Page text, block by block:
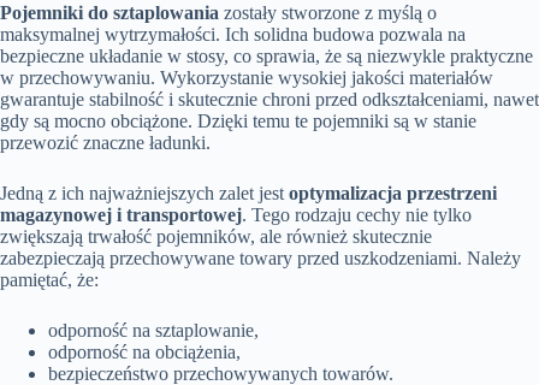
Pojemniki do sztaplowania zostały stworzone z myślą o
maksymalnej wytrzymałości. Ich solidna budowa pozwala na
bezpieczne układanie w stosy, co sprawia, że są niezwykle praktyczne
w przechowywaniu. Wykorzystanie wysokiej jakości materiałów
gwarantuje stabilność i skutecznie chroni przed odkształceniami, nawet
gdy są mocno obciążone. Dzięki temu te pojemniki są w stanie
przewozić znaczne ładunki.
Jedną z ich najważniejszych zalet jest optymalizacja przestrzeni
magazynowej i transportowej. Tego rodzaju cechy nie tylko
zwiększają trwałość pojemników, ale również skutecznie
zabezpieczają przechowywane towary przed uszkodzeniami. Należy
pamiętać, że:
odporność na sztaplowanie,
odporność na obciążenia,
bezpieczeństwo przechowywanych towarów.